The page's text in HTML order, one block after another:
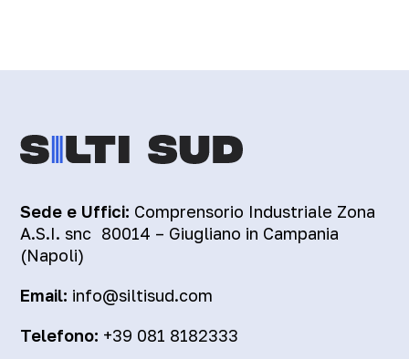
Sede e Uffici: Comprensorio Industriale Zona
A.S.I. snc 80014 – Giugliano in Campania
(Napoli)
Email: info@siltisud.com
Telefono: +39 081 8182333